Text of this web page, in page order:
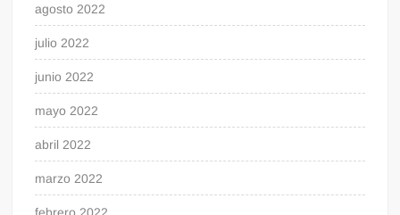
agosto 2022
julio 2022
junio 2022
mayo 2022
abril 2022
marzo 2022